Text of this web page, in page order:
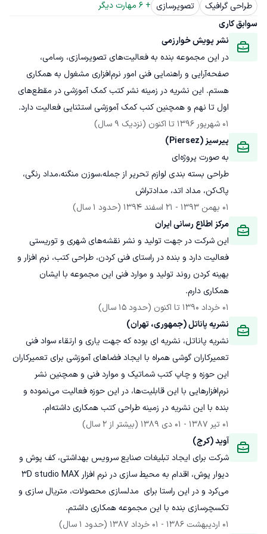
طراحی گرافیک تصویرسازی +
6 مهارت دیگر
سوابق کاری
نشر پویش خوارزمی
در این مجموعه بنده به فعالیت‌های تصویرسازی، رسامی،
صفحه‌آرایی و راهنمایی فنی امور نرم‌افزاری مشغول به همکاری
هستم. این نشریه در زمینه نشر کتب کمک آموزشی در مقطع‌های
اول تا نهم و همچنین کنب کمک آموزشی استثنایی فعالیت دارد.
01 شهریور 1396
تا اکنون (نزدیک 9 سال)
پیرسیز (Piersez)
طراحی بسته بندی لوازم تحریر از جمله،‌سوزن منگنه،‌مداد رنگی،
پاک‌کن، مداد اتد، مدادتراش
01 بهمن 1393
- 21 اسفند 1394
(حدود 1 سال)
مرکز اطلاع رسانی ایران
این شرکت در جهت تولید و نشر نقشه‌های شهری و توریستی
فعالیت دارد و بنده در راستای فنی کردن، طراحی کتب، نرم افزار و
بهینه کردن روند تولید و موارد فنی این مجموعه با ایشان
همکاری دارم.
01 خرداد 1390
تا اکنون (حدود 15 سال)
نشریه پاناتل (جمهوری، تهران)
نشریه پاناتل، نشریه ای بوده که جهت یاری و ارتقاء سواد فنی
تعمیرکاران گوشی همراه با ایجاد فضاهای آموزشی برای تعمیرکاران
این حوزه و چاپ کتب شماتیک و موارد فنی و همچنین نشر
نرم‌افزارهایی با این قابلیت‌ها، در این حوزه فعالیت می‌نموده و
بنده با این نشریه در زمینه طراحی کتب همکاری داشته‌ام.
01 تیر 1387
- 01 دی 1389
(بیشتر از 2 سال)
آوید (کرج)
شرکت برای ایجاد تبلیغات صنایع سرویس بهداشتی، کف پوش و
می‌کرد و در این راستا برای  مدلسازی محصولات، متریال سازی و
تکسچرسازی بنده با این مجموعه همکاری داشتم.
01 اردیبهشت 1386
- 01 خرداد 1387 (حدود 1 سال)